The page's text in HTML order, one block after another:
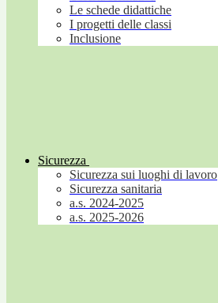
Le schede didattiche
I progetti delle classi
Inclusione
Sicurezza
Sicurezza sui luoghi di lavoro
Sicurezza sanitaria
a.s. 2024-2025
a.s. 2025-2026